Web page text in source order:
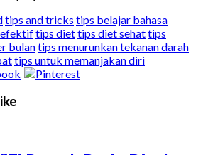
tips and tricks tips belajar bahasa
tips diettips diet sehattips
bulantips menurunkan tekanan darah
tips untuk memanjakan diri